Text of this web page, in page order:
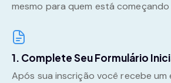
mesmo para quem está
1. Complete Seu Formulário
Após sua inscrição você recebe um